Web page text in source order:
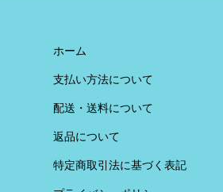
ホーム
支払い方法について
配送・送料について
返品について
特定商取引法に基づく表記